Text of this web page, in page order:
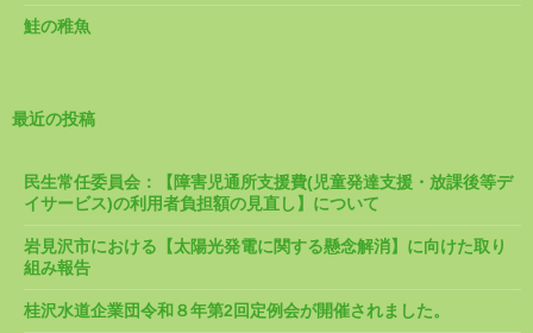
鮭の稚魚
最近の投稿
民生常任委員会：【障害児通所支援費(児童発達支援・放課後等デ
イサービス)の利用者負担額の見直し】について
岩見沢市における【太陽光発電に関する懸念解消】に向けた取り
組み報告
桂沢水道企業団令和８年第2回定例会が開催されました。